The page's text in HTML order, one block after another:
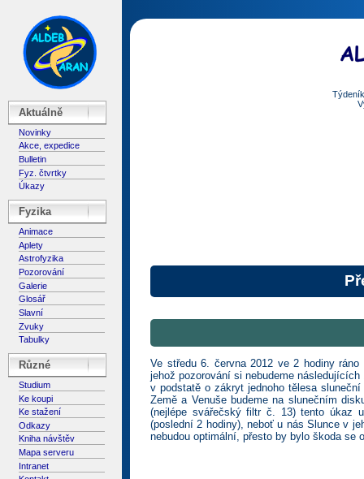
Aktuálně
Novinky
Akce, expedice
Bulletin
Fyz. čtvrtky
Úkazy
Fyzika
Animace
Aplety
Astrofyzika
Pozorování
Galerie
Glosář
Slavní
Zvuky
Tabulky
Různé
Studium
Ke koupi
Ke stažení
Odkazy
Kniha návštěv
Mapa serveru
Intranet
Ve středu 6. června 2012 ve 2 hodiny
jehož pozorování si nebudeme
v podstatě o zákryt jednoho tělesa
Země a Venuše budeme na slunečním
(nejlépe svářečský filtr č. 13) tento úkaz
(poslední 2 hodiny), neboť u nás Slunce v
nebudou optimální, přesto by bylo škoda se